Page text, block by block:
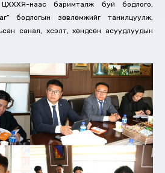
наас баримталж буй бодлого,
бодлогын зөвлөмжийг танилцуулж,
санал, хүсэлт, хөндсөн асуудлуудын